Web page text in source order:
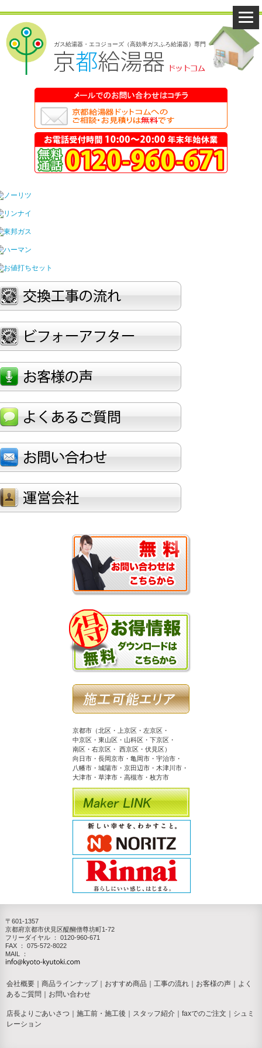
ガス給湯器・エコジョーズ（高効率ガスふろ給湯器）専門
京都市（北区・上京区・左京区・
中京区・東山区・山科区・下京区・
南区・右京区・ 西京区・伏見区）
向日市・長岡京市・亀岡市・宇治市・
八幡市・城陽市・京田辺市・木津川市・
大津市・草津市・高槻市・枚方市
〒601-1357
京都府京都市伏見区醍醐僧尊坊町1-72
フリーダイヤル ： 0120-960-671
FAX ： 075-572-8022
MAIL ：
会社概要 ｜商品ラインナップ｜ おすすめ商品 ｜工事の流れ お客様の声
よく
あるご質問
お問い合わせ
店長よりごあいさつ ｜施工前・施工後 スタッフ紹介 ｜faxでのご注文
シュミ
レーション